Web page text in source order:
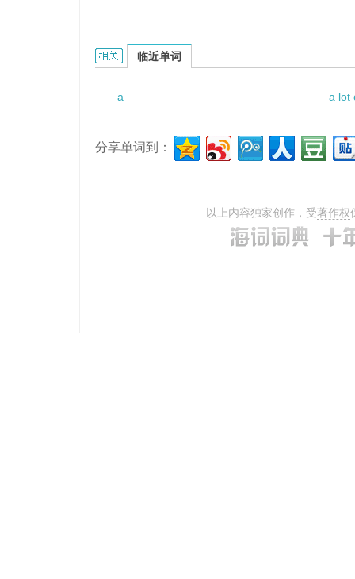
a whisky still的相关资料：
临近单词
a a lot
分享单词到：
以上内容独家创作，受著作权